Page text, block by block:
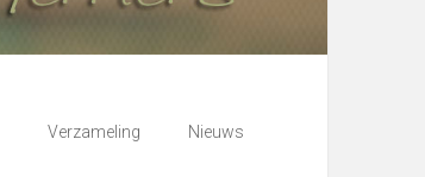
Verzameling Nieuws